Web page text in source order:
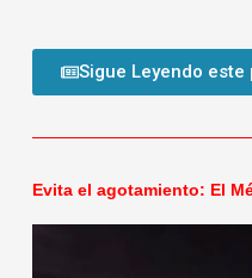
Sigue Leyendo este
Evita el agotamiento: El